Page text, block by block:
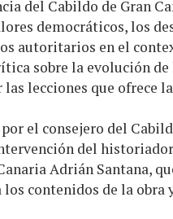
del Cabildo de Gran
democráticos, los
autoritarios en el
sobre la evolución
las lecciones que ofrece
el consejero del
del
Adrián Santana,
contenidos de la obra